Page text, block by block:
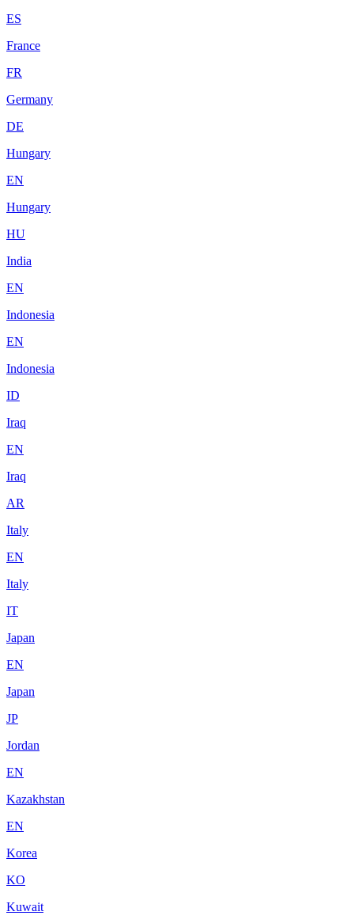
ES
France
FR
Germany
DE
Hungary
EN
Hungary
HU
India
EN
Indonesia
EN
Indonesia
ID
Iraq
EN
Iraq
AR
Italy
EN
Italy
IT
Japan
EN
Japan
JP
Jordan
EN
Kazakhstan
EN
Korea
KO
Kuwait